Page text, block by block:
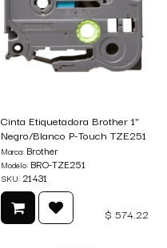
Cinta Etiquetadora Brother 1"
Negro/Blanco P-Touch TZE251
Marca: Brother
Modelo: BRO-TZE251
SKU:21431
$ 574.22